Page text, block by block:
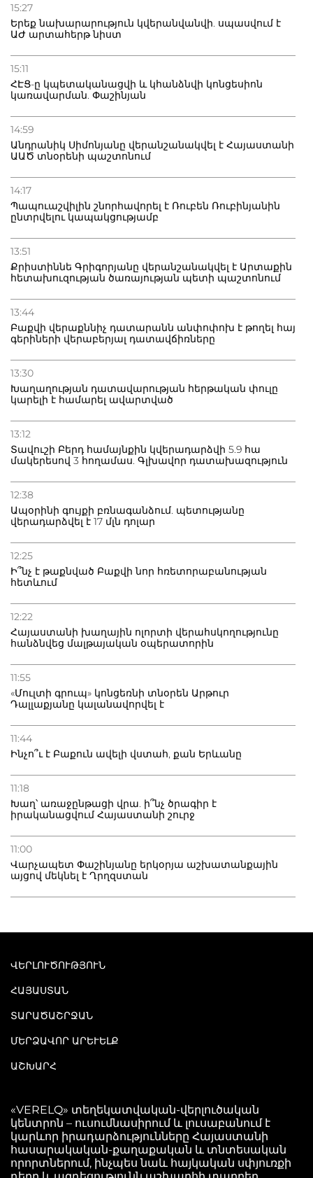
15:27
Երեք նախարարություն կվերանվանվի. սպասվում է
ԱԺ արտահերթ նիստ
15:11
ՀԷՑ-ը կպետականացվի և կհանձնվի կոնցեսիոն
կառավարման. Փաշինյան
14:59
Անդրանիկ Սիմոնյանը վերանշանակվել է Հայաստանի
ԱԱԾ տնօրենի պաշտոնում
14:17
Պապուաշվիլին շնորհավորել է Ռուբեն Ռուբինյանին
ընտրվելու կապակցությամբ
13:51
Քրիստիննե Գրիգորյանը վերանշանակվել է Արտաքին
հետախուզության ծառայության պետի պաշտոնում
13:44
Բաքվի վերաքննիչ դատարանն անփոփոխ է թողել հայ
գերիների վերաբերյալ դատավճիռները
13:30
Խաղաղության դատավարության հերթական փուլը
կարելի է համարել ավարտված
13:12
Տավուշի Բերդ համայնքին կվերադարձվի 5.9 հա
մակերեսով 3 հողամաս. Գլխավոր դատախազություն
12:38
Ապօրինի գույքի բռնագանձում. պետությանը
վերադարձվել է 17 մլն դոլար
12:25
Ի՞նչ է թաքնված Բաքվի նոր հռետորաբանության
հետևում
12:22
Հայաստանի խաղային ոլորտի վերահսկողությունը
հանձնվեց մալթայական օպերատորին
11:55
«Մուլտի գրուպ» կոնցեռնի տնօրեն Արթուր
Դալլաքյանը կալանավորվել է
11:44
Ինչո՞ւ է Բաքուն ավելի վստահ, քան Երևանը
11:18
Խաղ՝ առաջընթացի վրա. ի՞նչ ծրագիր է
իրականացվում Հայաստանի շուրջ
11:00
Վարչապետ Փաշինյանը երկօրյա աշխատանքային
այցով մեկնել է Ղրղզստան
ՎԵՐԼՈՒԾՈՒԹՅՈՒՆ
ՀԱՅԱՍՏԱՆ
ՏԱՐԱԾԱՇՐՋԱՆ
ՄԵՐՁԱՎՈՐ ԱՐԵՒԵԼՔ
ԱՇԽԱՐՀ
«VERELQ» տեղեկատվական-վերլուծական
կենտրոն – ուսումնասիրում և լուսաբանում է
կարևոր իրադարձությունները Հայաստանի
հասարակական-քաղաքական և տնտեսական
որորտներում, ինչպես նաև հայկական սփյուռքի